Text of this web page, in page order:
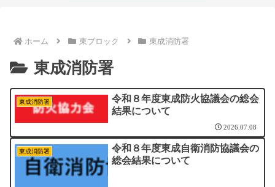
ホーム 東ブロック 東成消防署
東成消防署
東成消防署
令和８年度東成防火協議会の総会
結果について
2026.07.08
東成消防署
令和８年度東成自衛消防協議会の
総会結果について